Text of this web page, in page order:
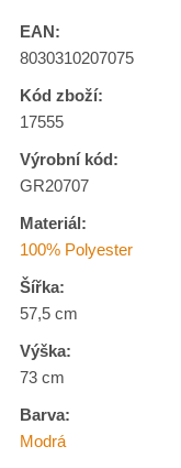
EAN:
8030310207075
Kód zboží:
17555
Výrobní kód:
GR20707
Materiál:
100% Polyester
Šířka:
57,5 cm
Výška:
73 cm
Barva:
Modrá